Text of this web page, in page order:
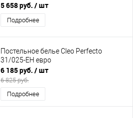
5 658 руб. / шт
Подробнее
Постельное белье Cleo Perfecto
31/025-EH евро
6 185 руб. / шт
6 825 руб.
Подробнее